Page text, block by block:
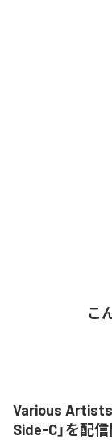
こ
Various Artists
Side-C」を配